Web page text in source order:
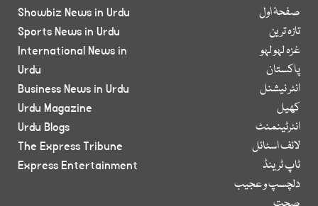
صفحۂ اول
تازہ ترین
غزہ لہو لہو
پاکستان
انٹر نیشنل
کھیل
انٹرٹینمنٹ
لائف اسٹائل
ٹاپ ٹرینڈ
دلچسپ و عجیب
Showbiz News in Urdu
Sports News in Urdu
International News in
Urdu
Business News in Urdu
Urdu Magazine
Urdu Blogs
The Express Tribune
Express Entertainment